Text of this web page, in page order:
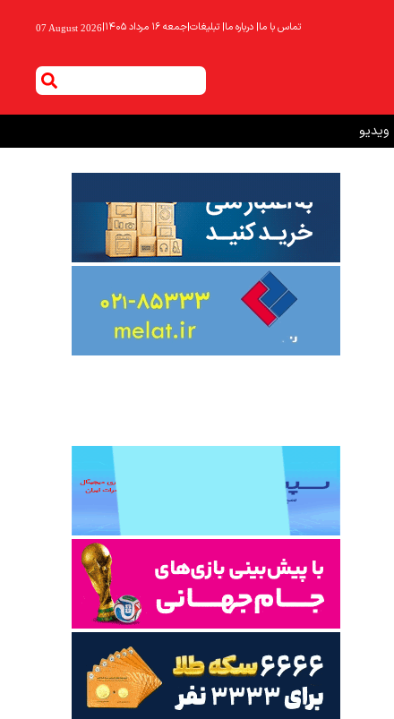
تماس با ما| درباره ما| تبلیغات|جمعه ۱۶ مرداد ۱۴۰۵ |
07 August 2026
ویدیو